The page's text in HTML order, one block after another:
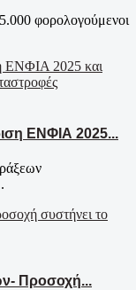
φορολογούμενοι
ΕΝΦΙΑ 2025...
Προσοχή...